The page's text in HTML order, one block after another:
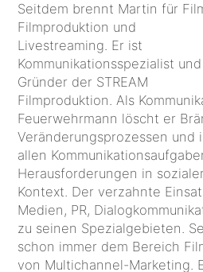
Seitdem brennt Martin für
Filmproduktion und
Livestreaming. Er ist
Kommunikationsspezialist und
Gründer der STREAM
Filmproduktion. Als
Feuerwehrmann löscht er
Veränderungsprozessen und
allen
Herausforderungen in
Kontext. Der verzahnte
Medien, PR,
zu seinen Spezialgebieten.
schon immer dem Bereich
von Multichannel-Marketing.